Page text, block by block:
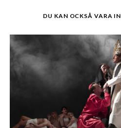
DU KAN OCKSÅ VARA